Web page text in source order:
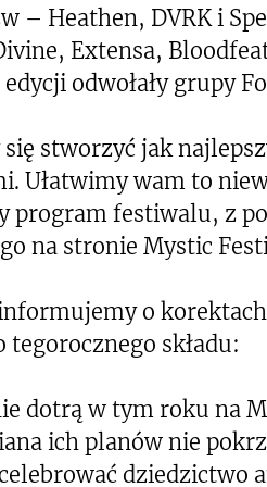
– Heathen, DVRK i
Extensa,
odwołały grupy
stworzyć jak
Ułatwimy wam to
program festiwalu, z
na stronie Mystic
o
tegorocznego składu:
dotrą w tym roku na
ich planów nie
dziedzictwo